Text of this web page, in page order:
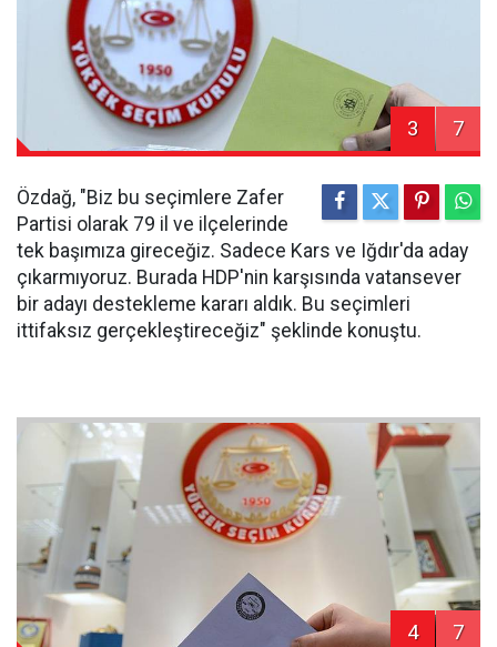
3 7
Özdağ, "Biz bu seçimlere Zafer
Partisi olarak 79 il ve ilçelerinde
tek başımıza gireceğiz. Sadece Kars ve Iğdır'da aday
çıkarmıyoruz. Burada HDP'nin karşısında vatansever
bir adayı destekleme kararı aldık. Bu seçimleri
ittifaksız gerçekleştireceğiz" şeklinde konuştu.
4 7